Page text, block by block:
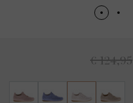
€ 124,95